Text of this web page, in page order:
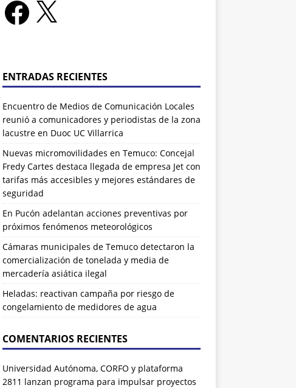
ENTRADAS RECIENTES
Encuentro de Medios de Comunicación Locales
reunió a comunicadores y periodistas de la zona
lacustre en Duoc UC Villarrica
Nuevas micromovilidades en Temuco: Concejal
Fredy Cartes destaca llegada de empresa Jet con
tarifas más accesibles y mejores estándares de
seguridad
En Pucón adelantan acciones preventivas por
próximos fenómenos meteorológicos
Cámaras municipales de Temuco detectaron la
comercialización de tonelada y media de
mercadería asiática ilegal
Heladas: reactivan campaña por riesgo de
congelamiento de medidores de agua
COMENTARIOS RECIENTES
Universidad Autónoma, CORFO y plataforma
2811 lanzan programa para impulsar proyectos